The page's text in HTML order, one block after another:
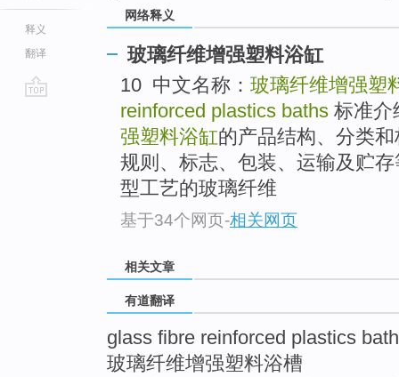
释义
翻译
网络释义
玻璃纤维增强塑料浴缸
10 中文名称： 玻璃纤维增强塑
reinforced plastics baths 标准介
强塑料浴缸的产品结构、分类
规则、标志、包装、运输及贮
型工艺的玻璃纤维
基于34个网页-相关网页
相关文章
有道翻译
glass fibre reinforced plastics
玻璃纤维增强塑料浴槽